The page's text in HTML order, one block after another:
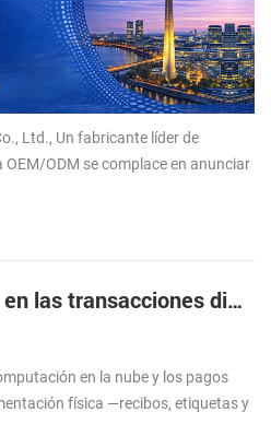
Ltd., Un fabricante líder de
ODM se complace en anunciar
Superando la brecha en las transacciones digitales: El papel estratégico de las soluciones de impresión especializadas.
en la nube y los pagos
física —recibos, etiquetas y